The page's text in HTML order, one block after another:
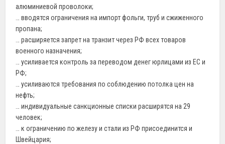
алюминиевой проволоки;
… вводятся ограничения на импорт фольги, труб и сжиженного
пропана;
… расширяется запрет на транзит через РФ всех товаров
военного назначения;
… усиливается контроль за переводом денег юрлицами из ЕС и
РФ;
… усиливаются требования по соблюдению потолка цен на
нефть;
… индивидуальные санкционные списки расширятся на 29
человек;
… к ограничению по железу и стали из РФ присоединится и
Швейцария;